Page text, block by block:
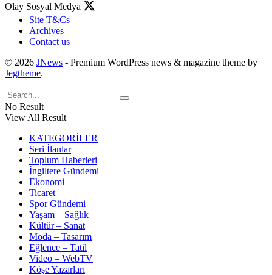
Olay Sosyal Medya
Site T&Cs
Archives
Contact us
© 2026 JNews - Premium WordPress news & magazine theme by
Jegtheme.
No Result
View All Result
KATEGORİLER
Seri İlanlar
Toplum Haberleri
İngiltere Gündemi
Ekonomi
Ticaret
Spor Gündemi
Yaşam – Sağlık
Kültür – Sanat
Moda – Tasarım
Eğlence – Tatil
Video – WebTV
Köşe Yazarları